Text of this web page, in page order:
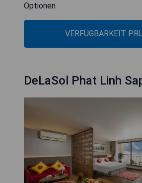
Optionen
VERFÜGBARKEIT
DeLaSol Phat Linh